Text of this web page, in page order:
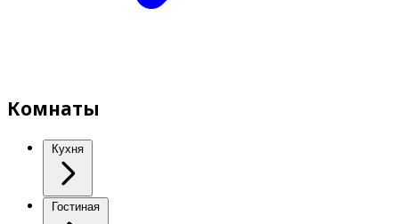
Комнаты
Кухня
Гостиная